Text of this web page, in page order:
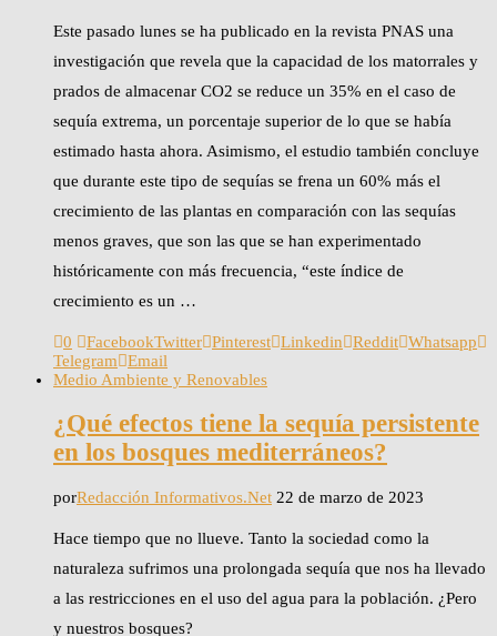
Este pasado lunes se ha publicado en la revista PNAS una
investigación que revela que la capacidad de los matorrales y
prados de almacenar CO2 se reduce un 35% en el caso de
sequía extrema, un porcentaje superior de lo que se había
estimado hasta ahora. Asimismo, el estudio también concluye
que durante este tipo de sequías se frena un 60% más el
crecimiento de las plantas en comparación con las sequías
menos graves, que son las que se han experimentado
históricamente con más frecuencia, “este índice de
crecimiento es un …
0 FacebookTwitter Pinterest Linkedin Reddit Whatsapp
Telegram
Email
Medio Ambiente y Renovables
¿Qué efectos tiene la sequía persistente
en los bosques mediterráneos?
porRedacción Informativos.Net 22 de marzo de 2023
Hace tiempo que no llueve. Tanto la sociedad como la
naturaleza sufrimos una prolongada sequía que nos ha llevado
a las restricciones en el uso del agua para la población. ¿Pero
y nuestros bosques?